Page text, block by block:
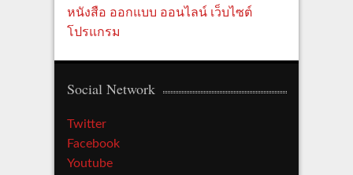
หนังสือ ออกแบบ ออนไลน์ เว็บไซต์
โปรแกรม
Social Network
Twitter
Facebook
Youtube